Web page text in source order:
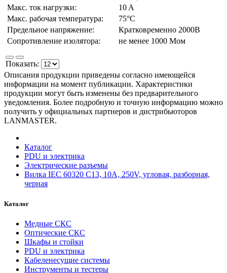
Макс. ток нагрузки:
10 A
Макс. рабочая температура:
75°С
Предельное напряжение:
Кратковременно 2000В
Сопротивление изолятора:
не менее 1000 Мом
Показать:
Описания продукции приведены согласно имеющейся
информации на момент публикации. Характеристики
продукции могут быть изменены без предварительного
уведомления. Более подробную и точную информацию можно
получить у официальных партнеров и дистрибьюторов
LANMASTER.
Каталог
PDU и электрика
Электрические разъемы
Вилка IEC 60320 C13, 10A, 250V, угловая, разборная,
черная
Каталог
Медные СКС
Оптические СКС
Шкафы и стойки
PDU и электрика
Кабеленесущие системы
Инструменты и тестеры